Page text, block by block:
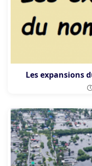
Les expansions